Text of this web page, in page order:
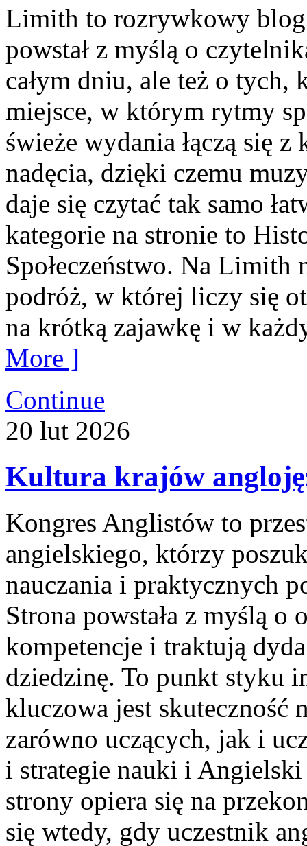
Limith to rozrywkowy
powstał z myślą o
całym dniu, ale też o tych,
miejsce, w którym rytmy
świeże wydania łączą się z
nadęcia, dzięki czemu
daje się czytać tak samo
kategorie na stronie to
Społeczeństwo. Na Limith
podróż, w której liczy się
na krótką zajawkę i w
More ]
Continue
20 lut 2026
Kultura krajów
Kongres Anglistów to
angielskiego, którzy
nauczania i praktycznych
Strona powstała z myślą o
kompetencje i traktują
dziedzinę. To punkt styku
kluczowa jest skuteczność
zarówno uczących, jak i
i strategie nauki i
strony opiera się na
się wtedy, gdy uczestnik